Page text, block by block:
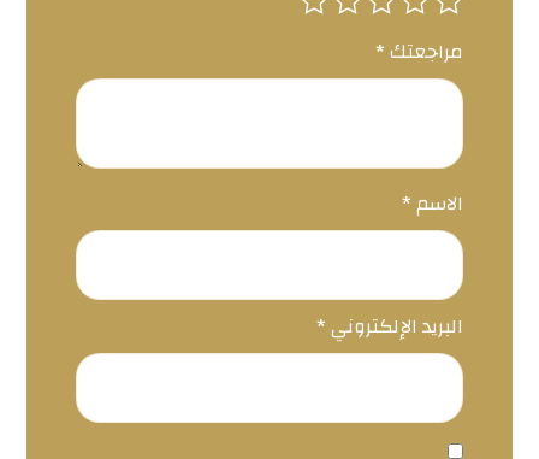
مراجعتك*
الاسم*
البريد الإلكتروني*